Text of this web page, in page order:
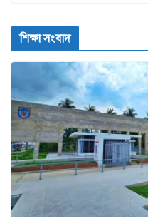
শিক্ষা সংবাদ